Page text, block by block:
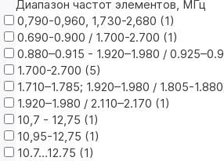
Диапазон частот элементов, МГц
0,790-0,960, 1,730-2,680 (1)
0.690-0.900 / 1.700-2.700 (1)
0.880–0.915 - 1.920–1.980 /
1.700-2.700 (5)
1.710–1.785; 1.920–1.980 / 1.805-
1.920–1.980 / 2.110–2.170 (1)
10,7 - 12,75 (1)
10,95-12,75 (1)
10.7…12.75 (1)